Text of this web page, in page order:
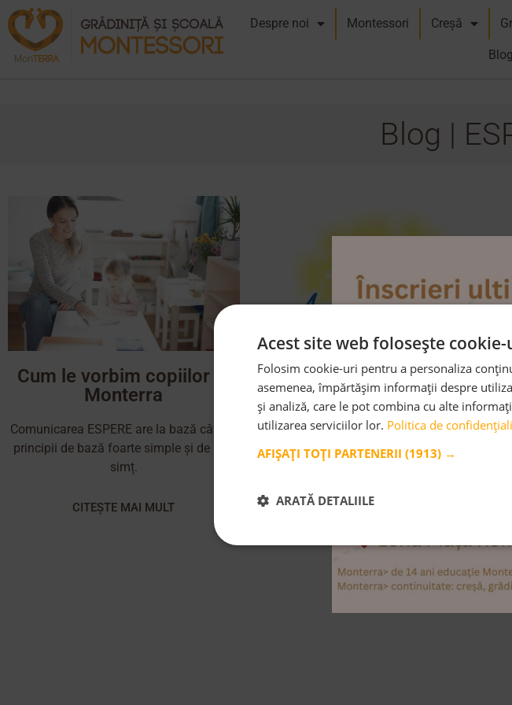
Despre noi Montessori Creșă
Blog
Blog |
Cum le vorbim copiilor in
Monterra
Comunicarea ESPERE are la bază câteva
principii de bază foarte simple și de bun
simț.
CITEȘTE MAI MULT
Atelier de comunicare
relationala prin Metoda
ESPERE
CITEȘTE MAI MULT
Acest site web folosește
Folosim cookie-uri pentru a personaliza
asemenea, împărtășim informații despre
și analiză, care le pot combina cu alte
utilizarea serviciilor lor. Politica de
AFIȘAȚI TOȚI PARTENERII (1913) →
ARATĂ DETALIILE